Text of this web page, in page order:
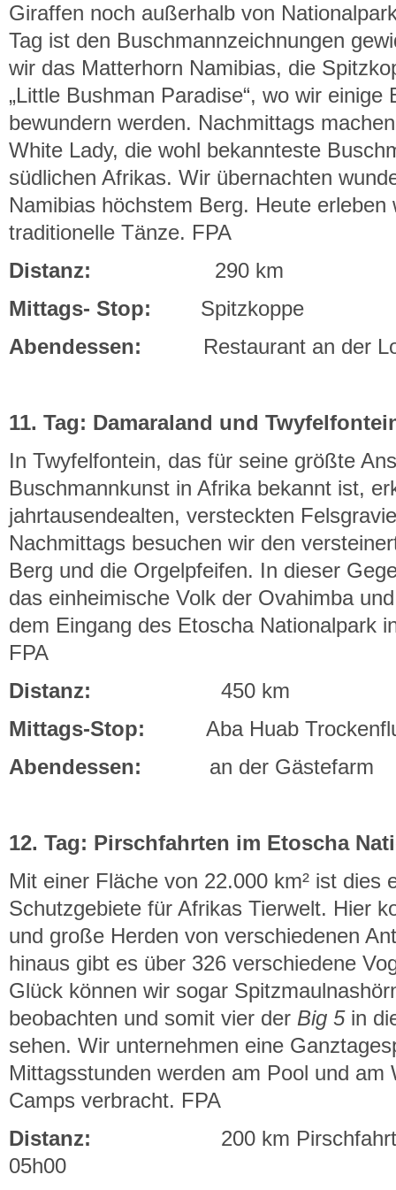
Giraffen noch außerhalb von
Tag ist den Buschmannzeichnungen
wir das Matterhorn Namibias, die
„Little Bushman Paradise“, wo wir einige
bewundern werden. Nachmittags
White Lady, die wohl bekannteste
südlichen Afrikas. Wir übernachten
Namibias höchstem Berg. Heute
traditionelle Tänze. FPA
Distanz: 290 km
Mittags- Stop: Spitzkoppe
Abendessen: Restaurant an der
11. Tag: Damaraland und
In Twyfelfontein, das für seine größte
Buschmannkunst in Afrika bekannt ist,
jahrtausendealten, versteckten
Nachmittags besuchen wir den
Berg und die Orgelpfeifen. In dieser
das einheimische Volk der Ovahimba
dem Eingang des Etoscha Nationalpark
FPA
Distanz: 450 km
Mittags-Stop: Aba Huab
Abendessen: an der Gästefarm
12. Tag: Pirschfahrten im Etoscha
Mit einer Fläche von 22.000 km² ist dies
Schutzgebiete für Afrikas Tierwelt. Hier
und große Herden von verschiedenen
hinaus gibt es über 326 verschiedene
Glück können wir sogar
beobachten und somit vier der Big 5in
sehen. Wir unternehmen eine
Mittagsstunden werden am Pool und am
Camps verbracht. FPA
Distanz: 200 km
05h00